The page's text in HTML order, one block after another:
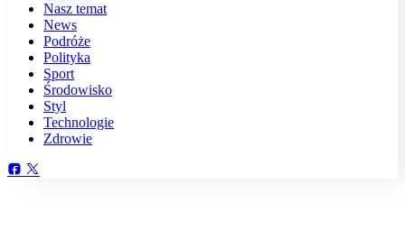
Nasz temat
News
Podróże
Polityka
Sport
Środowisko
Styl
Technologie
Zdrowie